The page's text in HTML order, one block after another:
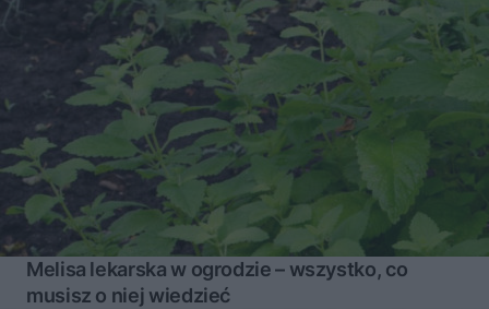
Melisa lekarska w ogrodzie – wszystko, co
musisz o niej wiedzieć